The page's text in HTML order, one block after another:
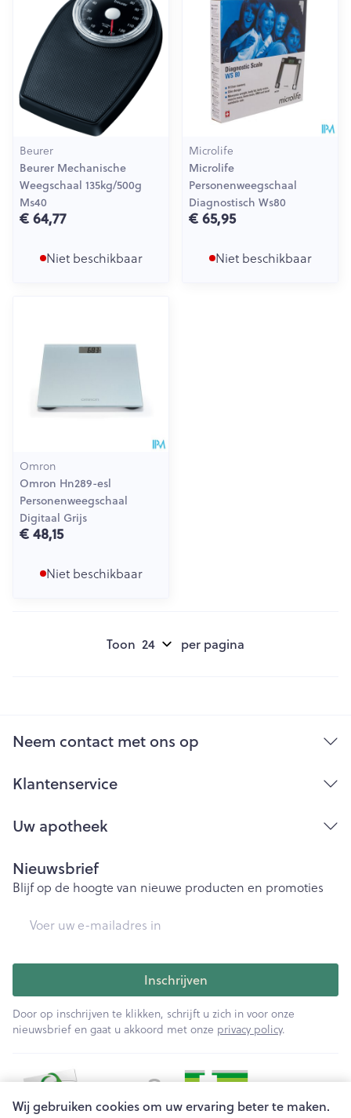
Wij gebruiken cookies om uw ervaring beter te maken.
Beurer
Beurer Mechanische
Weegschaal 135kg/500g
Ms40
€ 64,77
Niet beschikbaar
Microlife
Microlife
Personenweegschaal
Diagnostisch Ws80
€ 65,95
Niet beschikbaar
Omron
Omron Hn289-esl
Personenweegschaal
Digitaal Grijs
€ 48,15
Niet beschikbaar
Toon per pagina
Neem contact met ons op
Klantenservice
Uw apotheek
Nieuwsbrief
Blijf op de hoogte van nieuwe producten en promoties
Inschrijven
Door op inschrijven te klikken, schrijft u zich in voor onze
nieuwsbrief en gaat u akkoord met onze privacy policy.